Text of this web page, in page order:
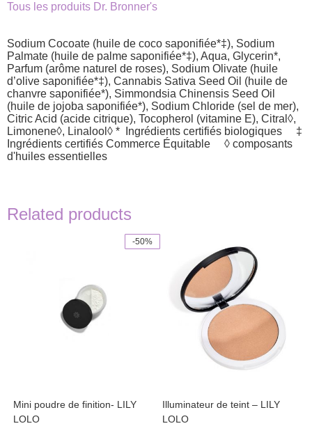
Tous les produits Dr. Bronner's
Sodium Cocoate (huile de coco saponifiée*‡), Sodium
Palmate (huile de palme saponifiée*‡), Aqua, Glycerin*,
Parfum (arôme naturel de roses), Sodium Olivate (huile
d’olive saponifiée*‡), Cannabis Sativa Seed Oil (huile de
chanvre saponifiée*), Simmondsia Chinensis Seed Oil
(huile de jojoba saponifiée*), Sodium Chloride (sel de mer),
Citric Acid (acide citrique), Tocopherol (vitamine E), Citral◊,
Limonene◊, Linalool◊ * Ingrédients certifiés biologiques ‡
Ingrédients certifiés Commerce Équitable ◊ composants
d'huiles essentielles
Related products
-50%
Mini poudre de finition- LILY
LOLO
page
Illuminateur de teint – LILY
LOLO
multiple
variants.
page